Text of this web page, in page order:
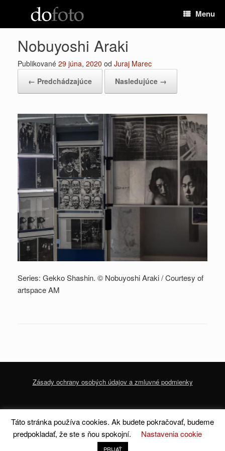
Menu
Nobuyoshi Araki
Publikované 29 júna, 2020 od Juraj Marec
← Predchádzajúce
Nasledujúce →
Series: Gekko Shashin. © Nobuyoshi Araki / Courtesy of
artspace AM
Zásady ochrany osobých údajov a zmluvné podmienky
podmienky
Theme
Táto stránka používa cookies. Ak budete pokračovať, budeme
predpokladať, že ste s ňou spokojní.
Nastavenia cookie
PRIJAŤ